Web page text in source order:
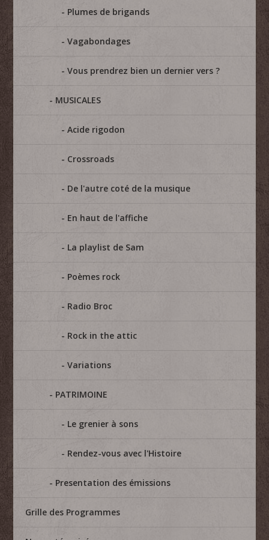
Plumes de brigands
Vagabondages
Vous prendrez bien un dernier vers ?
MUSICALES
Acide rigodon
Crossroads
De l'autre coté de la musique
En haut de l'affiche
La playlist de Sam
Poèmes rock
Radio Broc
Rock in the attic
Variations
PATRIMOINE
Le grenier à sons
Rendez-vous avec l'Histoire
Presentation des émissions
Grille des Programmes